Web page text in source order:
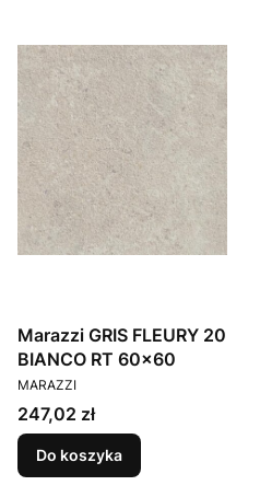
Marazzi GRIS FLEURY 20
BIANCO RT 60x60
PRODUCENT
MARAZZI
Cena
247,02 zł
Do koszyka